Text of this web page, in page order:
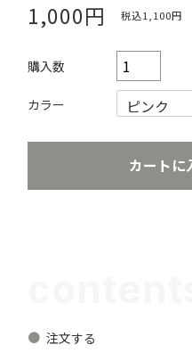
1,000円 税込1,100円
購入数
カラー
注文する